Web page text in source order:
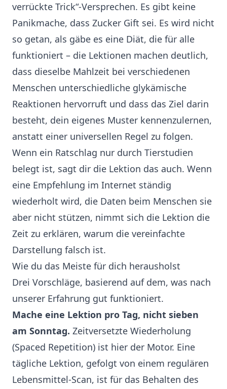
verrückte Trick“-Versprechen. Es gibt keine
Panikmache, dass Zucker Gift sei. Es wird nicht
so getan, als gäbe es eine Diät, die für alle
funktioniert – die Lektionen machen deutlich,
dass dieselbe Mahlzeit bei verschiedenen
Menschen unterschiedliche glykämische
Reaktionen hervorruft und dass das Ziel darin
besteht, dein eigenes Muster kennenzulernen,
anstatt einer universellen Regel zu folgen.
Wenn ein Ratschlag nur durch Tierstudien
belegt ist, sagt dir die Lektion das auch. Wenn
eine Empfehlung im Internet ständig
wiederholt wird, die Daten beim Menschen sie
aber nicht stützen, nimmt sich die Lektion die
Zeit zu erklären, warum die vereinfachte
Darstellung falsch ist.
Wie du das Meiste für dich herausholst
Drei Vorschläge, basierend auf dem, was nach
unserer Erfahrung gut funktioniert.
Mache eine Lektion pro Tag, nicht sieben
am Sonntag. Zeitversetzte Wiederholung
(Spaced Repetition) ist hier der Motor. Eine
tägliche Lektion, gefolgt von einem regulären
Lebensmittel-Scan, ist für das Behalten des